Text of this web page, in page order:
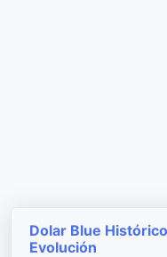
Dolar Blue
Evolución